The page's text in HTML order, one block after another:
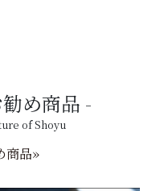
め商品
of Shoyu
商品»